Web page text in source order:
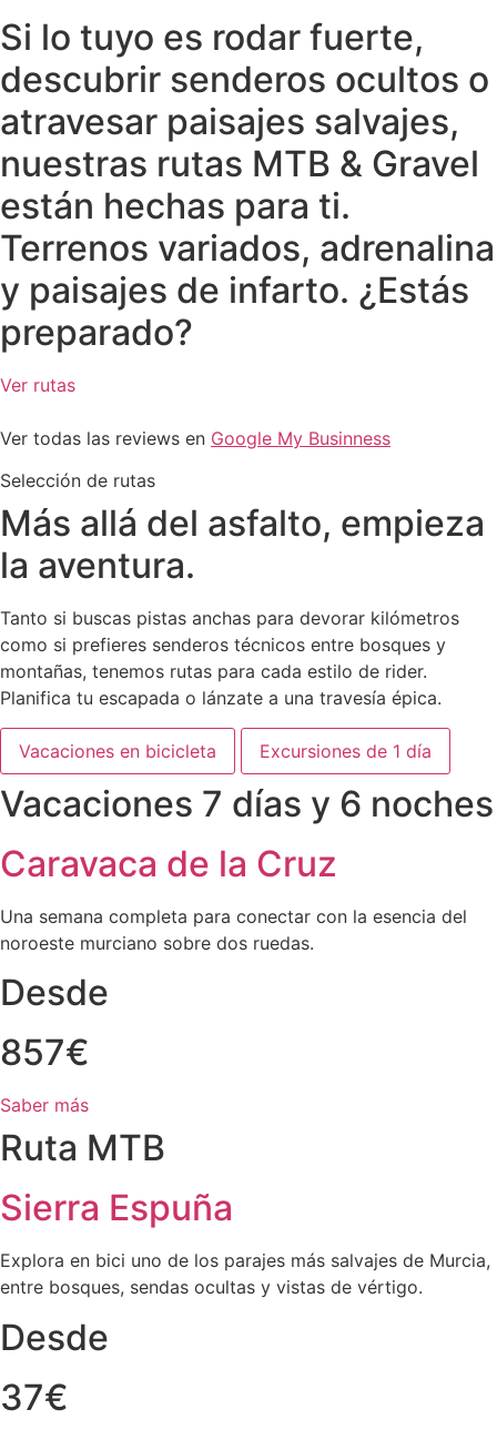
Si lo tuyo es rodar fuerte,
descubrir senderos ocultos o
atravesar paisajes salvajes,
nuestras rutas MTB & Gravel
están hechas para ti.
Terrenos variados, adrenalina
y paisajes de infarto. ¿Estás
preparado?
Ver rutas
Ver todas las reviews en Google My Businness
Selección de rutas
Más allá del asfalto, empieza
la aventura.
Tanto si buscas pistas anchas para devorar kilómetros
como si prefieres senderos técnicos entre bosques y
montañas, tenemos rutas para cada estilo de rider.
Planifica tu escapada o lánzate a una travesía épica.
Vacaciones en bicicleta Excursiones de 1 día
Vacaciones 7 días y 6 noches
Caravaca de la Cruz
Una semana completa para conectar con la esencia del
noroeste murciano sobre dos ruedas.
Desde
857€
Saber más
Ruta MTB
Sierra Espuña
Explora en bici uno de los parajes más salvajes de Murcia,
entre bosques, sendas ocultas y vistas de vértigo.
Desde
37€